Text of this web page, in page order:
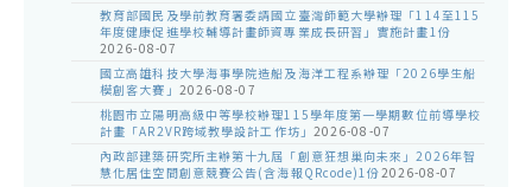
教育部國民及學前教育署委請國立臺灣師範大學辦理「114至115
年度健康促進學校輔導計畫師資專業成長研習」實施計畫1份
2026-08-07
國立高雄科技大學海事學院造船及海洋工程系辦理「2026學生船
模創客大賽」 2026-08-07
桃園市立陽明高級中等學校辦理115學年度第一學期數位前導學校
計畫「AR2VR跨域教學設計工作坊」 2026-08-07
內政部建築研究所主辦第十九屆「創意狂想巢向未來」2026年智
慧化居住空間創意競賽公告(含海報QRcode)1份2026-08-07